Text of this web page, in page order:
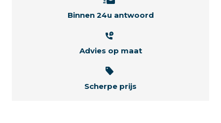
Binnen 24u antwoord
Advies op maat
Scherpe prijs